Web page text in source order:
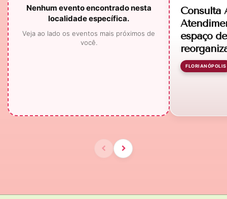
Nenhum evento encontrado nesta
localidade específica.
Veja ao lado os eventos mais próximos de
você.
Consulta
espaço
FLORIANÓPOLIS